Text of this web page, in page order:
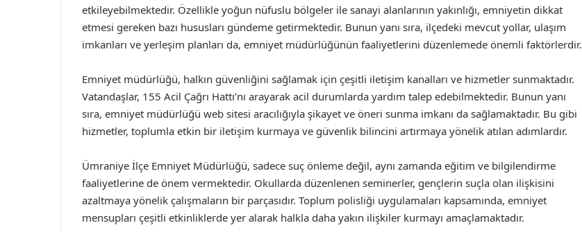
etkileyebilmektedir. Özellikle yoğun nüfuslu bölgeler ile sanayi alanlarının yakınlığı, emniyetin dikkat
etmesi gereken bazı hususları gündeme getirmektedir. Bunun yanı sıra, ilçedeki mevcut yollar, ulaşım
imkanları ve yerleşim planları da, emniyet müdürlüğünün faaliyetlerini düzenlemede önemli faktörlerdir.
Emniyet müdürlüğü, halkın güvenliğini sağlamak için çeşitli iletişim kanalları ve hizmetler sunmaktadır.
Vatandaşlar, 155 Acil Çağrı Hattı’nı arayarak acil durumlarda yardım talep edebilmektedir. Bunun yanı
sıra, emniyet müdürlüğü web sitesi aracılığıyla şikayet ve öneri sunma imkanı da sağlamaktadır. Bu gibi
hizmetler, toplumla etkin bir iletişim kurmaya ve güvenlik bilincini artırmaya yönelik atılan adımlardır.
Ümraniye İlçe Emniyet Müdürlüğü, sadece suç önleme değil, aynı zamanda eğitim ve bilgilendirme
faaliyetlerine de önem vermektedir. Okullarda düzenlenen seminerler, gençlerin suçla olan ilişkisini
azaltmaya yönelik çalışmaların bir parçasıdır. Toplum polisliği uygulamaları kapsamında, emniyet
mensupları çeşitli etkinliklerde yer alarak halkla daha yakın ilişkiler kurmayı amaçlamaktadır.